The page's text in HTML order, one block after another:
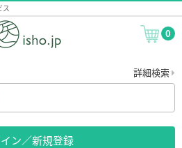
ス
0
詳細検索
ン／新規登録